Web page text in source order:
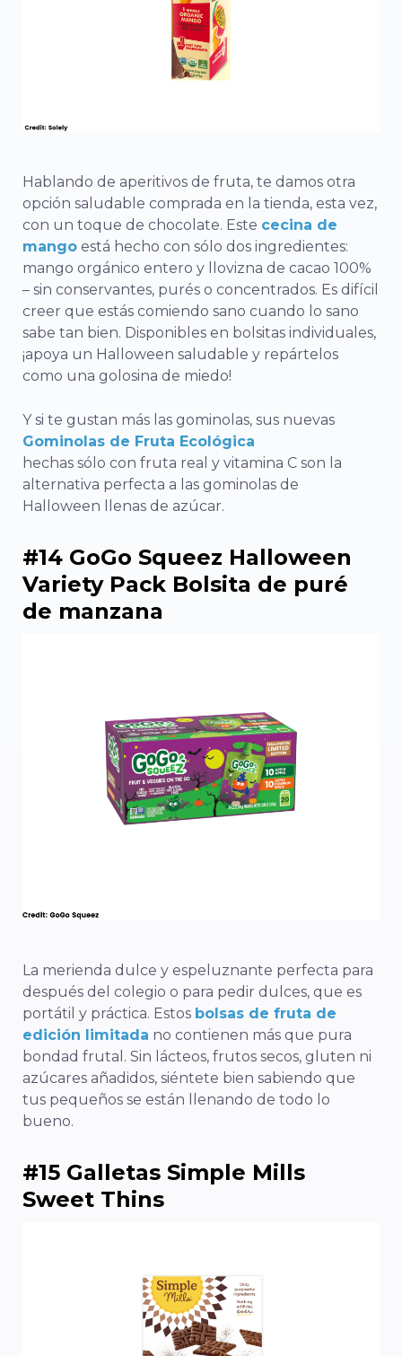
Hablando de aperitivos de fruta, te damos otra
opción saludable comprada en la tienda, esta vez,
con un toque de chocolate. Este cecina de
mango está hecho con sólo dos ingredientes:
mango orgánico entero y llovizna de cacao 100%
– sin conservantes, purés o concentrados. Es difícil
creer que estás comiendo sano cuando lo sano
sabe tan bien. Disponibles en bolsitas individuales,
¡apoya un Halloween saludable y repártelos
como una golosina de miedo!
Y si te gustan más las gominolas, sus nuevas
Gominolas de Fruta Ecológica
hechas sólo con fruta real y vitamina C son la
alternativa perfecta a las gominolas de
Halloween llenas de azúcar.
#14 GoGo Squeez Halloween
Variety Pack Bolsita de puré
de manzana
La merienda dulce y espeluznante perfecta para
después del colegio o para pedir dulces, que es
portátil y práctica. Estos bolsas de fruta de
edición limitada no contienen más que pura
bondad frutal. Sin lácteos, frutos secos, gluten ni
azúcares añadidos, siéntete bien sabiendo que
tus pequeños se están llenando de todo lo
bueno.
#15 Galletas Simple Mills
Sweet Thins